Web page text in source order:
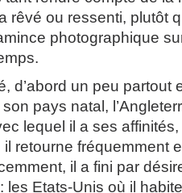
rêvé ou ressenti, plutôt
photographique
d’abord un peu partout
pays natal,
lequel il a ses
il retourne fréquemment
il a fini par
les Etats-Unis où il